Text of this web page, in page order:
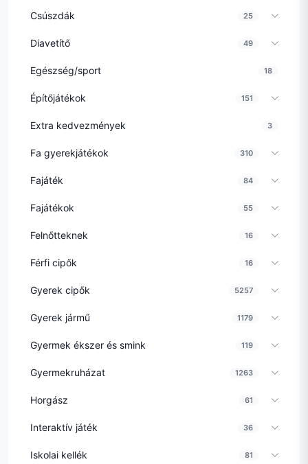
Csúszdák 25
Diavetítő 49
Egészség/sport 18
Építőjátékok 151
Extra kedvezmények 3
Fa gyerekjátékok 310
Fajáték 84
Fajátékok 55
Felnőtteknek 16
Férfi cipők 16
Gyerek cipők 5257
Gyerek jármű 1179
Gyermek ékszer és smink 119
Gyermekruházat 1263
Horgász 61
Interaktív játék 36
Iskolai kellék 81